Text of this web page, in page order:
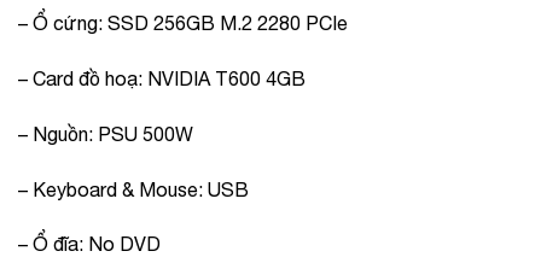
– Ổ cứng: SSD 256GB M.2 2280 PCIe
– Card đồ hoạ: NVIDIA T600 4GB
– Nguồn: PSU 500W
– Keyboard & Mouse: USB
– Ổ đĩa: No DVD